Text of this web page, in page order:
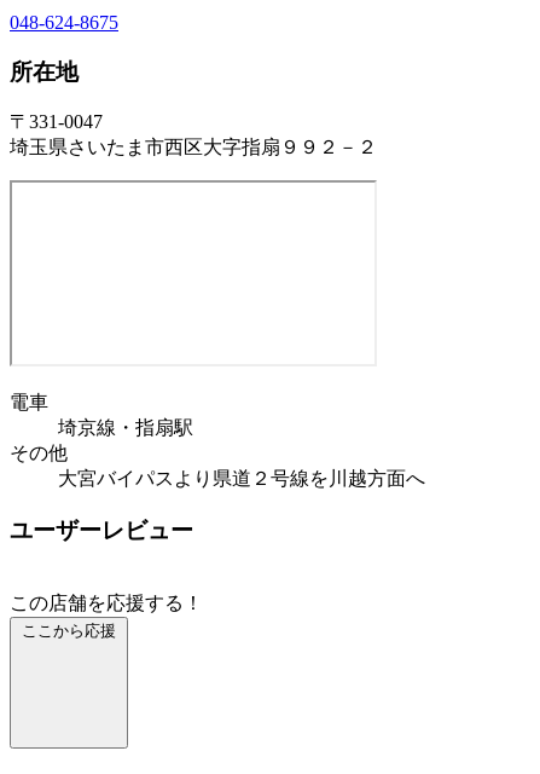
048-624-8675
所在地
〒331-0047
埼玉県さいたま市西区大字指扇９９２－２
電車
埼京線・指扇駅
その他
大宮バイパスより県道２号線を川越方面へ
ユーザーレビュー
この店舗を応援する！
ここから応援